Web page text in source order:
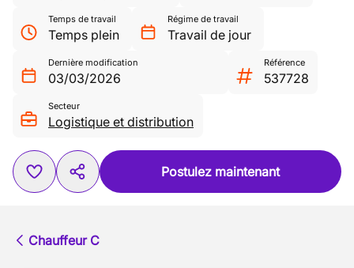
Temps de travail
Temps plein
Régime de travail
Travail de jour
Dernière modification
03/03/2026
Référence
537728
Secteur
Logistique et distribution
Postulez maintenant
Chauffeur C